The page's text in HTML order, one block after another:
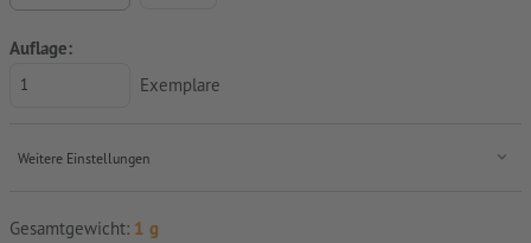
Auflage:
Exemplare
Weitere Einstellungen
Gesamtgewicht: 1 g